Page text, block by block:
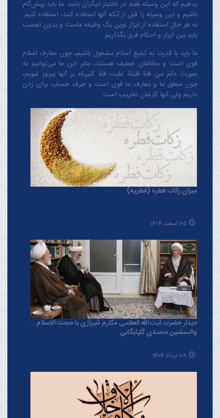
بدهیم که این وسیله فقط در اختیار دیگران باشد. ما باید پیش‌گام
باشیم و این وسیله را قبل از آنکه آنها استفاده کنند، استفاده کنیم.
به هر حال استفاده از ابزار نوین یک وظیفه ماست و بدون تعصب
باید بین ابزار و احکام فرق بگذاریم.
ما باید با قدرت به تبلیغ اسلام مشغول باشیم، چون معارف اسلام
قوی است و مخالفان ضعیف هستند، بنابر این ما می‌توانیم به
صورت «کم من فئة قلیلة غلبت فئة کثیرة» بر آنها پیروز شویم،
چون منطق‌ ما و معارف ‌ما قوی است و حرف حساب برای زدن
داریم ولی آنها کارشان تخریب است.
میزان زکات فطره (فطریه)
25 اسفند 1404
دیدار حضرت آیت الله العظمی مکارم شیرازی با حجت الاسلام
والمسلمین محمدی گلپایگانی
28 مرداد 1404